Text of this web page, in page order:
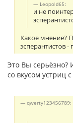
Leopold65:
и не
Какое мнение?
эсперантистов -
Это Вы серьёзно?
со вкусом устриц
qwerty123456789: